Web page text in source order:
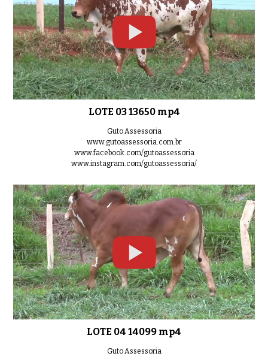
0:36 LOTE 12 14177 mp4
0:57 LOTE 13 13837 mp4
0:38 LOTE 15 14199 mp4
0:49 LOTE 16 14135 mp4
LOTE 03 13650 mp4
Guto Assessoria
www.gutoassessoria.com.br
www.facebook.com/gutoassessoria
www.instagram.com/gutoassessoria/
LOTE 04 14099 mp4
Guto Assessoria